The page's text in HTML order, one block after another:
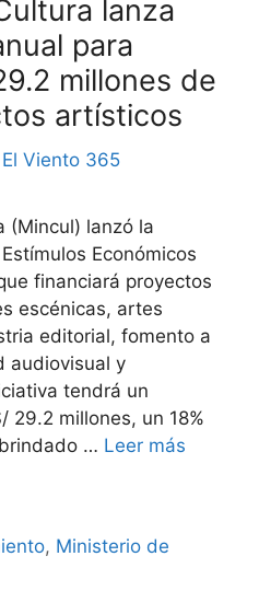
lanza
para
millones de
artísticos
El Viento 365
(Mincul) lanzó la
Económicos
financiará proyectos
escénicas, artes
editorial, fomento a
audiovisual y
tendrá un
29.2 millones, un 18%
… Leer más
, Ministerio de